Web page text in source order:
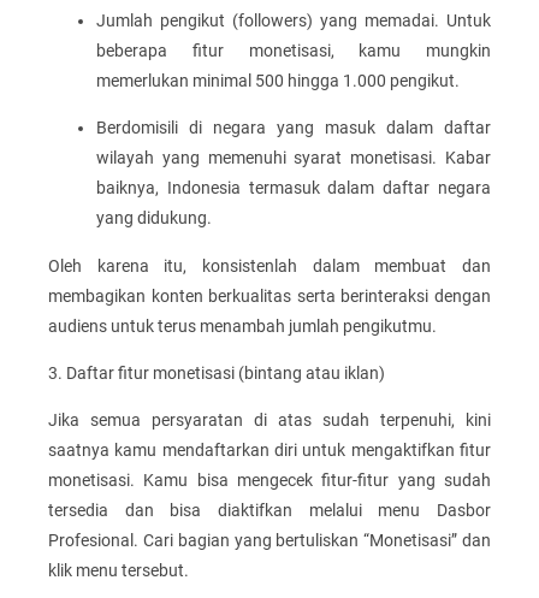
Jumlah pengikut (followers) yang memadai. Untuk
beberapa fitur monetisasi, kamu mungkin
memerlukan minimal 500 hingga 1.000 pengikut.
Berdomisili di negara yang masuk dalam daftar
wilayah yang memenuhi syarat monetisasi. Kabar
baiknya, Indonesia termasuk dalam daftar negara
yang didukung.
Oleh karena itu, konsistenlah dalam membuat dan
membagikan konten berkualitas serta berinteraksi dengan
audiens untuk terus menambah jumlah pengikutmu.
3. Daftar fitur monetisasi (bintang atau iklan)
Jika semua persyaratan di atas sudah terpenuhi, kini
saatnya kamu mendaftarkan diri untuk mengaktifkan fitur
monetisasi. Kamu bisa mengecek fitur-fitur yang sudah
tersedia dan bisa diaktifkan melalui menu Dasbor
Profesional. Cari bagian yang bertuliskan “Monetisasi” dan
klik menu tersebut.